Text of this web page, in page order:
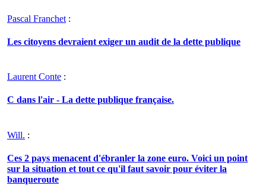
Pascal Franchet :
Les citoyens devraient exiger un audit de la dette publique
Laurent Conte :
C dans l'air - La dette publique française.
Will. :
Ces 2 pays menacent d'ébranler la zone euro. Voici un point
sur la situation et tout ce qu'il faut savoir pour éviter la
banqueroute